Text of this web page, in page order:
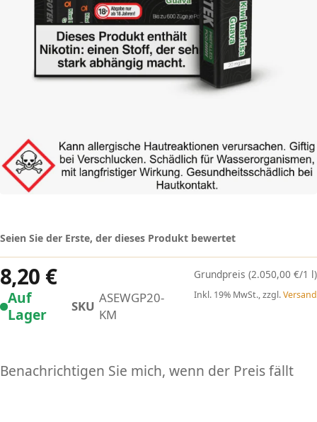
Auf
Lager
SKU
ASEWGP20-
KM
Seien Sie der Erste, der dieses Produkt bewertet
8,20 € (2.050,00 €/1 l)
Inkl. 19% MwSt., zzgl.Versand
Benachrichtigen Sie mich, wenn der Preis fällt